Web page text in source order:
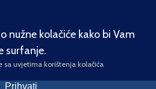
nužne kolačiće kako bi Vam
surfanje.
sa uvjetima korištenja kolačića
Prihvati